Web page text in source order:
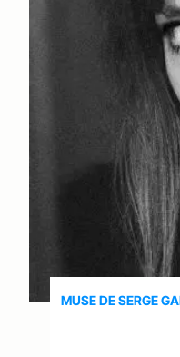
MUSE DE SERGE